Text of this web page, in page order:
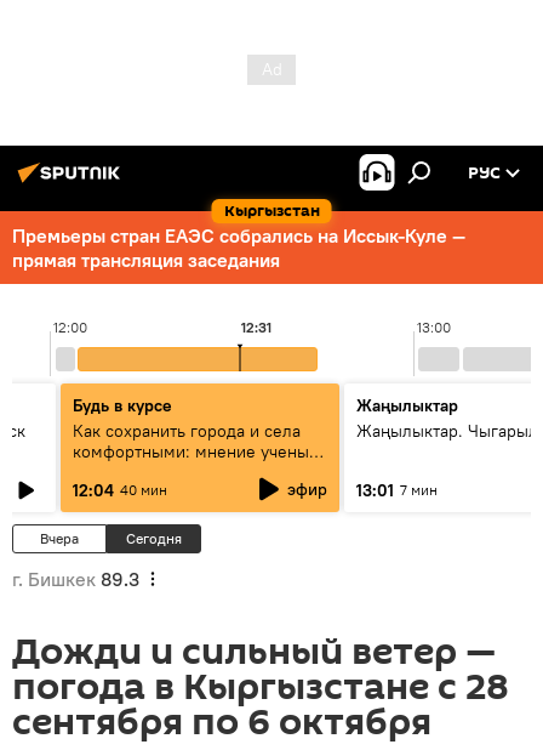
Кыргызстан
РУС
Премьеры стран ЕАЭС собрались на Иссык-Куле —
прямая трансляция заседания
12:00 13:00
12:31
Будь в курсе
Как сохранить города и села
комфортными: мнение ученых
12:04 40 мин эфир
Жаңылыктар
Жаңылыктар.
13:01 7 мин
Вчера Сегодня
г. Бишкек 89.3
Дожди и сильный ветер —
погода в Кыргызстане с 28
сентября по 6 октября